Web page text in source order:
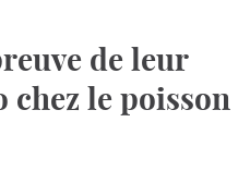
de leur
chez le poisson